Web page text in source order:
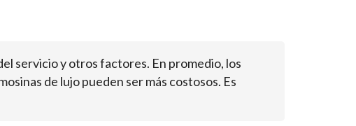
servicio y otros factores. En promedio, los
de lujo pueden ser más costosos. Es